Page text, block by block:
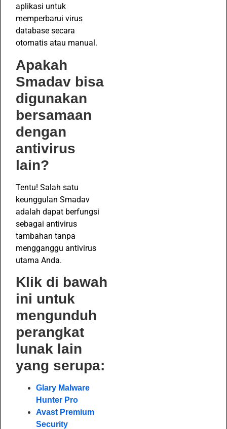
aplikasi untuk
memperbarui virus
database secara
otomatis atau manual.
Apakah
Smadav bisa
digunakan
bersamaan
dengan
antivirus
lain?
Tentu! Salah satu
keunggulan Smadav
adalah dapat berfungsi
sebagai antivirus
tambahan tanpa
mengganggu antivirus
utama Anda.
Klik di bawah
ini untuk
mengunduh
perangkat
lunak lain
yang serupa:
Glary Malware
Hunter Pro
Avast Premium
Security